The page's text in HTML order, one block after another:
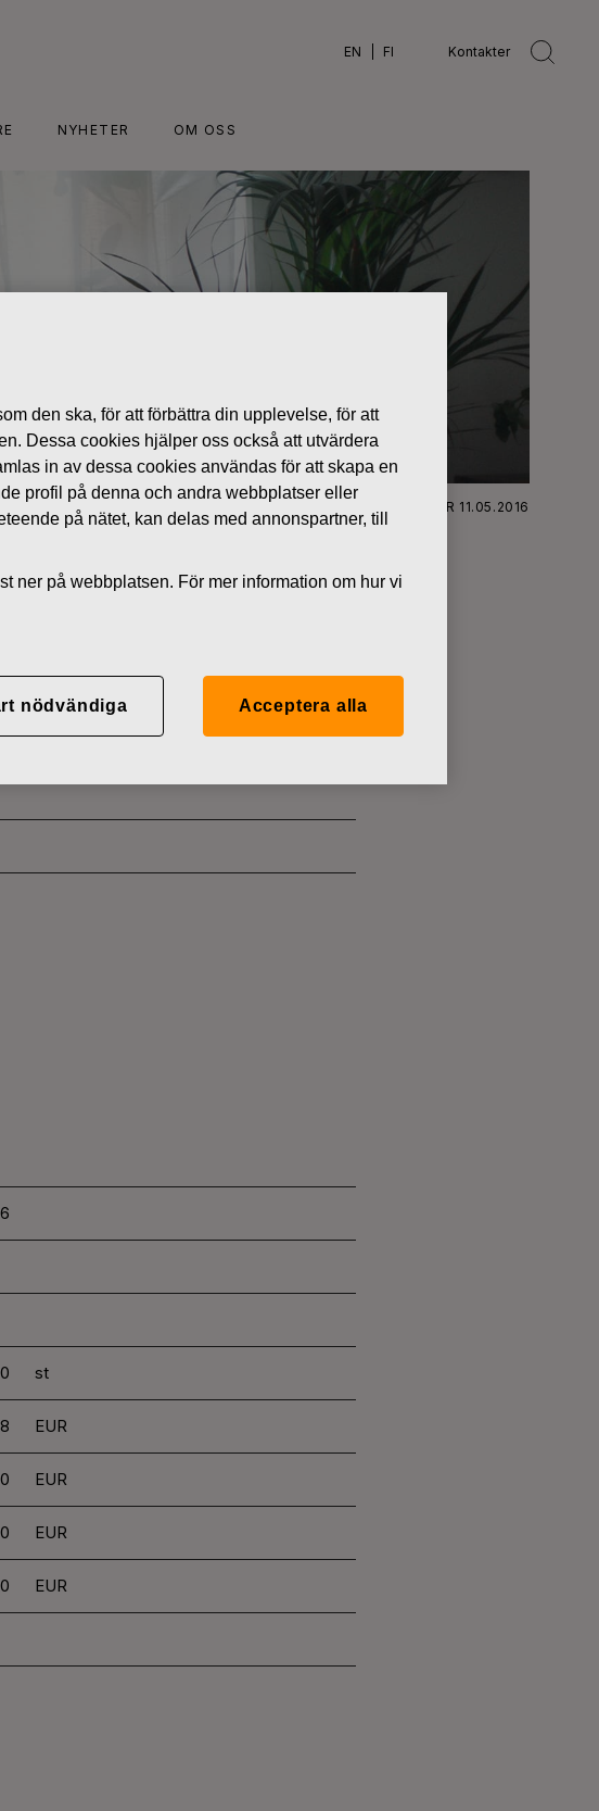
EN FI Kontakter
NYHETER OM OSS
Nyheter FISKARS OYJ ABP:S ÅTERKÖP AV EGNA AKTIER 11.05.2016
st
EUR
EUR
EUR
EUR
den ska, för att förbättra din upplevelse, för att
Dessa cookies hjälper oss också att utvärdera
in av dessa cookies användas för att skapa en
profil på denna och andra webbplatser eller
på nätet, kan delas med annonspartner, till
ner på webbplatsen. För mer information om hur vi
nödvändiga Acceptera alla